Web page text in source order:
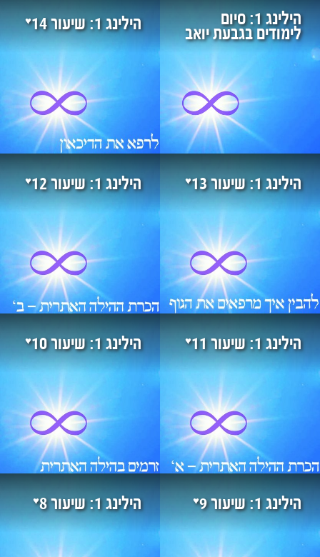
הילינג 1: סיום
לימודים בגבעת יואב הילינג 1: שיעור 14 ♥
הילינג 1: שיעור 13 ♥ הילינג 1: שיעור 12 ♥
הילינג 1: שיעור 11 ♥ הילינג 1: שיעור 10 ♥
הילינג 1: שיעור 9 ♥ הילינג 1: שיעור 8 ♥